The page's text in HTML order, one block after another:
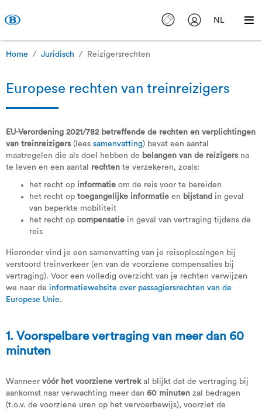
NL
Home Juridisch Reizigersrechten
Europese rechten van treinreizigers
EU-Verordening 2021/782 betreffende de rechten en verplichtingen
van treinreizigers(lees samenvatting) bevat een aantal
maatregelen die als doel hebben de belangen van de reizigersna
te leven en een aantal rechten te verzekeren, zoals:
het recht op informatie om de reis voor te bereiden
het recht op toegangelijke informatie en bijstand in geval
van beperkte mobiliteit
het recht op compensatie in geval van vertraging tijdens de
reis
Hieronder vind je een samenvatting van je reisoplossingen bij
verstoord treinverkeer (en van de voorziene compensaties bij
vertraging). Voor een volledig overzicht van je rechten verwijzen
we naar de informatiewebsite over passagiersrechten van de
Europese Unie.
1. Voorspelbare vertraging van meer dan 60
minuten
Wanneer vóór het voorziene vertrekal blijkt dat de vertraging bij
aankomst naar verwachting meer dan 60 minuten zal bedragen
(t.o.v. de voorziene uren op het vervoerbewijs), voorziet de